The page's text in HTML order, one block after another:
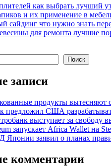
как выбрать лучший
и их применение в
сайдинг что нужно знать
для ремонта лучшие
Поиск
записи
продукты вытесняют
предложил США
выступает за свободу
запускает Africa Wallet на
заявил о планах
комментарии